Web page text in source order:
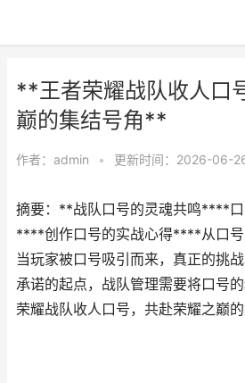
**王者荣耀战队收人口
巅的集结号角**
作者： admin • 更新时间：2026-06-
摘要：**战队口号的灵魂共鸣****
****创作口号的实战心得****从口
当玩家被口号吸引而来，真正的挑
承诺的起点，战队管理需要将口号
荣耀战队收人口号，共赴荣耀之巅